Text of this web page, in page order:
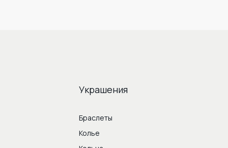
Украшения
Браслеты
Колье